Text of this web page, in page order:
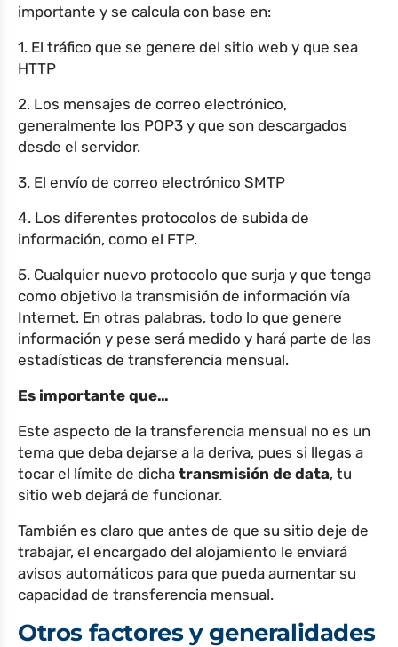
importante y se calcula con base en:
1. El tráfico que se genere del sitio web y que sea
HTTP
2. Los mensajes de correo electrónico,
generalmente los POP3 y que son descargados
desde el servidor.
3. El envío de correo electrónico SMTP
4. Los diferentes protocolos de subida de
información, como el FTP.
5. Cualquier nuevo protocolo que surja y que tenga
como objetivo la transmisión de información vía
Internet. En otras palabras, todo lo que genere
información y pese será medido y hará parte de las
estadísticas de transferencia mensual.
Es importante que…
Este aspecto de la transferencia mensual no es un
tema que deba dejarse a la deriva, pues si llegas a
tocar el límite de dicha transmisión de data, tu
sitio web dejará de funcionar.
También es claro que antes de que su sitio deje de
trabajar, el encargado del alojamiento le enviará
avisos automáticos para que pueda aumentar su
capacidad de transferencia mensual.
Otros factores y generalidades